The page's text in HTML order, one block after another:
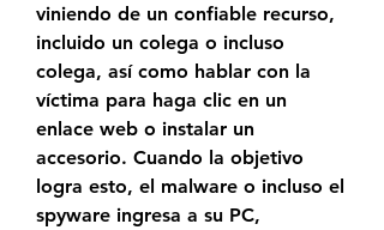
viniendo de un confiable recurso,
incluido un colega o incluso
colega, así como hablar con la
víctima para haga clic en un
enlace web o instalar un
accesorio. Cuando la objetivo
logra esto, el malware o incluso el
spyware ingresa a su PC,